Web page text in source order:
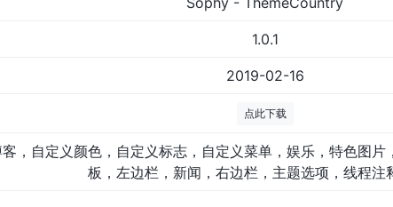
1.0.1
2019-02-16
点此下载
，自定义颜色，自定义标志，自定义菜单，娱乐，特色图片
板，左边栏，新闻，右边栏，主题选项，线程注